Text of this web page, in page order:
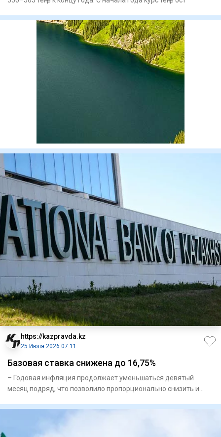
https://kazpravda.kz
25 Июля 2026 07:11
Базовая ставка снижена до 16,75%
– Годовая инфляция продолжает уменьшаться девятый
месяц подряд, что позволило пропорционально снизить и